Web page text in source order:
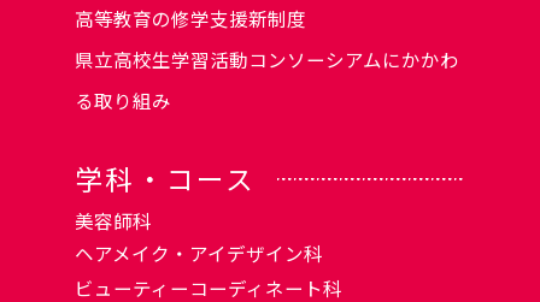
高等教育の修学支援新制度
県立高校生学習活動コンソーシアムにかかわ
る取り組み
学科・コース
美容師科
ヘアメイク・アイデザイン科
ビューティーコーディネート科